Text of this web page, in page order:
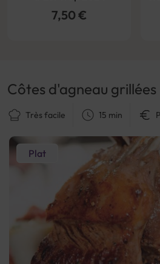
7,50 €
Plat
Côtes d'agneau grillées
Très facile 15 min